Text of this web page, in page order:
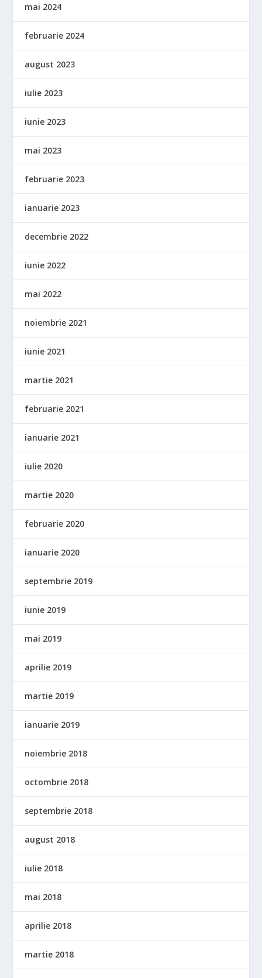
mai 2024
februarie 2024
august 2023
iulie 2023
iunie 2023
mai 2023
februarie 2023
ianuarie 2023
decembrie 2022
iunie 2022
mai 2022
noiembrie 2021
iunie 2021
martie 2021
februarie 2021
ianuarie 2021
iulie 2020
martie 2020
februarie 2020
ianuarie 2020
septembrie 2019
iunie 2019
mai 2019
aprilie 2019
martie 2019
ianuarie 2019
noiembrie 2018
octombrie 2018
septembrie 2018
august 2018
iulie 2018
mai 2018
aprilie 2018
martie 2018